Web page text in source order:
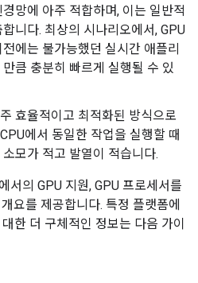
망에 아주 적합하며, 이는 일반적
니다. 최상의 시나리오에서, GPU
에는 불가능했던 실시간 애플리
큼 충분히 빠르게 실행될 수 있
효율적이고 최적화된 방식으로
에서 동일한 작업을 실행할 때
모가 적고 발열이 적습니다.
서의 GPU 지원, GPU 프로세서를
요를 제공합니다. 특정 플랫폼에
한 더 구체적인 정보는 다음 가이